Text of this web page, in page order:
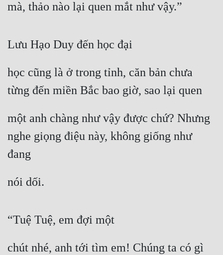
mà, thảo nào lại quen mắt như vậy.”
Lưu Hạo Duy đến học đại
học cũng là ở trong tỉnh, căn bản chưa
từng đến miền Bắc bao giờ, sao lại quen
một anh chàng như vậy được chứ? Nhưng
nghe giọng điệu này, không giống như
đang
nói dối.
“Tuệ Tuệ, em đợi một
chút nhé, anh tới tìm em! Chúng ta có gì